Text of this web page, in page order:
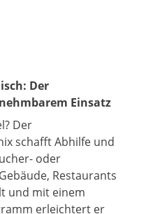
Der
Einsatz
Der
schafft Abhilfe und
oder
Restaurants
und mit einem
erleichtert er